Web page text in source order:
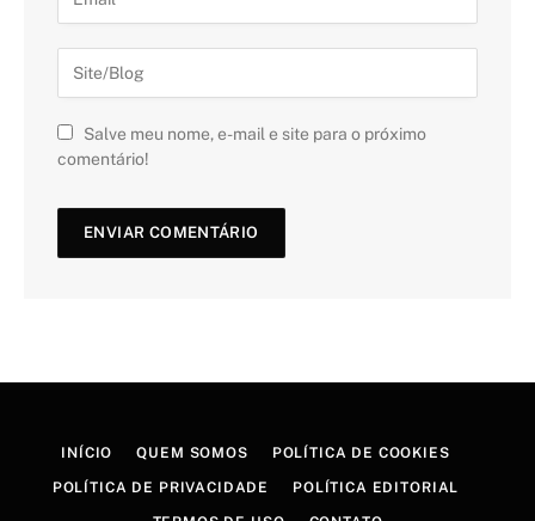
Salve meu nome, e-mail e site para o próximo
comentário!
INÍCIO QUEM SOMOS POLÍTICA DE COOKIES
POLÍTICA DE PRIVACIDADE POLÍTICA EDITORIAL